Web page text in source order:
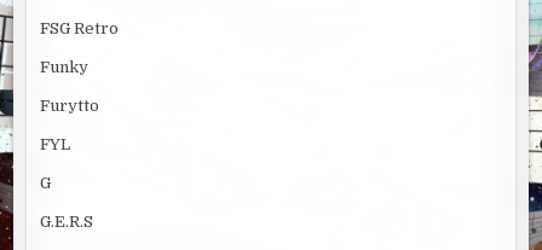
FSG Retro
Funky
Furytto
FYL
G
G.E.R.S